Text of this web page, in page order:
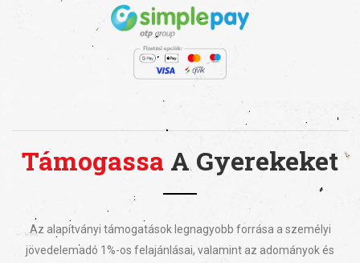
Támogassa A Gyerekeket
Az alapítványi támogatások legnagyobb forrása a személyi
jövedelemadó 1%-os felajánlásai, valamint az adományok és